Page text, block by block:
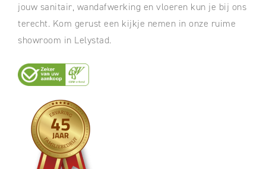
jouw sanitair, wandafwerking en vloeren kun je bij ons
terecht. Kom gerust een kijkje nemen in onze ruime
showroom in Lelystad.